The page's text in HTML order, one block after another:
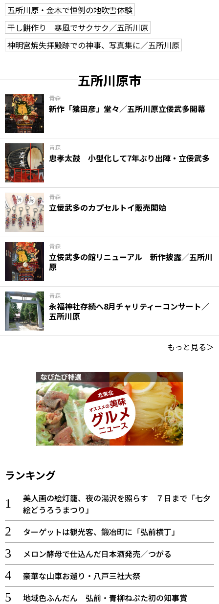
五所川原・金木で恒例の地吹雪体験
干し餅作り 寒風でサクサク／五所川原
神明宮焼失拝殿跡での神事、写真集に／五所川原
五所川原市
青森
新作「猿田彦」堂々／五所川原立佞武多開幕
青森
忠孝太鼓 小型化して7年ぶり出陣・立佞武多
青森
立佞武多のカプセルトイ販売開始
青森
立佞武多の館リニューアル 新作披露／五所川
原
青森
永福神社存続へ8月チャリティーコンサート／
五所川原
もっと見る＞
ランキング
美人画の絵灯籠、夜の湯沢を照らす ７日まで「七夕
絵どうろうまつり」
ターゲットは観光客、鍛冶町に「弘前横丁」
メロン酵母で仕込んだ日本酒発売／つがる
豪華な山車お還り・八戸三社大祭
地域色ふんだん 弘前・青柳ねぷた初の知事賞